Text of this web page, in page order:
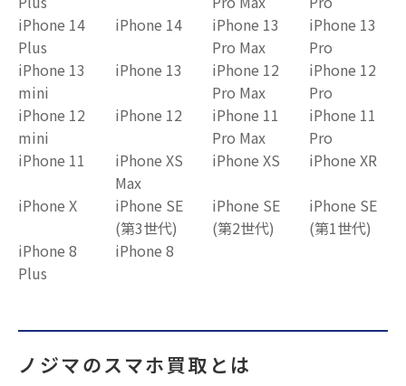
iPhone 14
Plus
iPhone 14
iPhone 13
Pro Max
iPhone 13
Pro
iPhone 13
mini
iPhone 13
iPhone 12
Pro Max
iPhone 12
Pro
iPhone 12
mini
iPhone 12
iPhone 11
Pro Max
iPhone 11
Pro
iPhone 11
iPhone XS
Max
iPhone XS iPhone XR
iPhone X
iPhone SE
(第3世代)
iPhone SE
(第2世代)
iPhone SE
(第1世代)
iPhone 8
Plus
iPhone 8
ノジマのスマホ買取とは